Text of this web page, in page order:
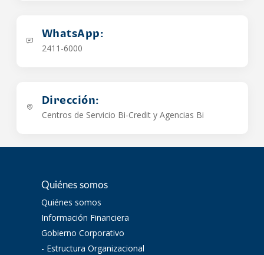
WhatsApp:
2411-6000
Dirección:
Centros de Servicio Bi-Credit y Agencias Bi
Quiénes somos
Quiénes somos
Información Financiera
Gobierno Corporativo
- Estructura Organizacional